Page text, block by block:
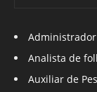
Administrador
Analista de
Auxiliar de